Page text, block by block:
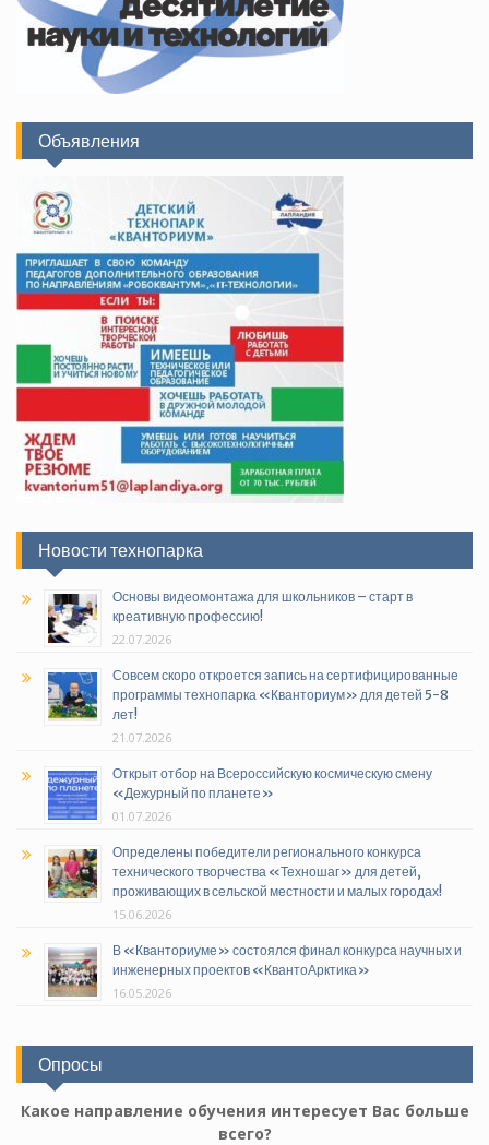
Объявления
Новости технопарка
Основы видеомонтажа для школьников – старт в
креативную профессию!
22.07.2026
Совсем скоро откроется запись на сертифицированные
программы технопарка «Кванториум» для детей 5-8
лет!
21.07.2026
Открыт отбор на Всероссийскую космическую смену
«Дежурный по планете»
01.07.2026
Определены победители регионального конкурса
технического творчества «Техношаг» для детей,
проживающих в сельской местности и малых городах!
15.06.2026
В «Кванториуме» состоялся финал конкурса научных и
инженерных проектов «КвантоАрктика»
16.05.2026
Опросы
Какое направление обучения интересует Вас больше
всего?